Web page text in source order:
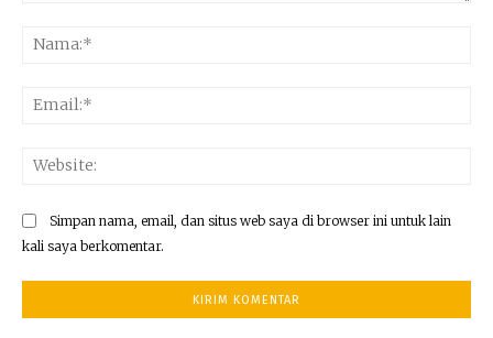
Simpan nama, email, dan situs web saya di browser ini untuk lain
kali saya berkomentar.